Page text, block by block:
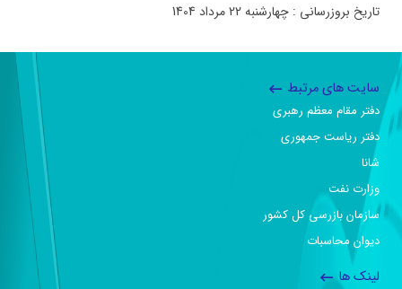
تاریخ بروزرسانی : چهارشنبه 22 مرداد 1404
سایت های مرتبط
دفتر مقام معظم رهبری
دفتر ریاست جمهوری
شانا
وزارت نفت
سازمان بازرسی کل کشور
دیوان محاسبات
لینک ها